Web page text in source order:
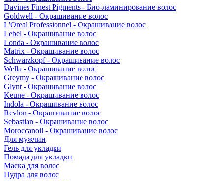
Davines Finest Pigments - Био-ламинирование волос
Goldwell - Окрашивание волос
L'Oreal Professionnel - Окрашивание волос
Lebel - Окрашивание волос
Londa - Окрашивание волос
Matrix - Окрашивание волос
Schwarzkopf - Окрашивание волос
Wella - Окрашивание волос
Greymy - Окрашивание волос
Glynt - Окрашивание волос
Keune - Окрашивание волос
Indola - Окрашивание волос
Revlon - Окрашивание волос
Sebastian - Окрашивание волос
Moroccanoil - Окрашивание волос
Для мужчин
Гель для укладки
Помада для укладки
Маска для волос
Пудра для волос